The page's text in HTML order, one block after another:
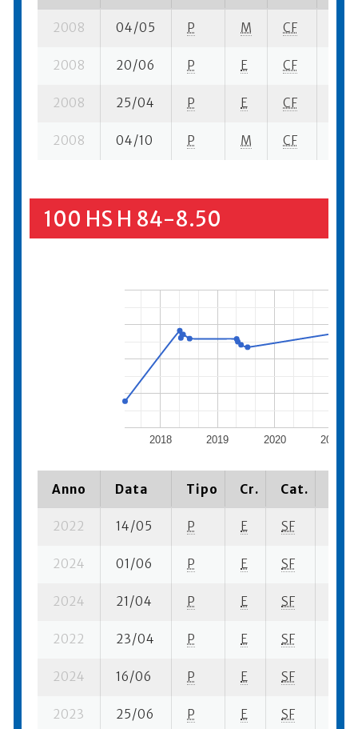
2008 04/05 P M CF
2008 20/06 P E CF
2008 25/04 P E CF
2008 04/10 P M CF
100 HS H 84-8.50
2018 2019 2020 2021
Anno Data Tipo Cr. Cat.
2022 14/05 P E SF
2024 01/06 P E SF
2024 21/04 P E SF
2022 23/04 P E SF
2024 16/06 P E SF
2023 25/06 P E SF